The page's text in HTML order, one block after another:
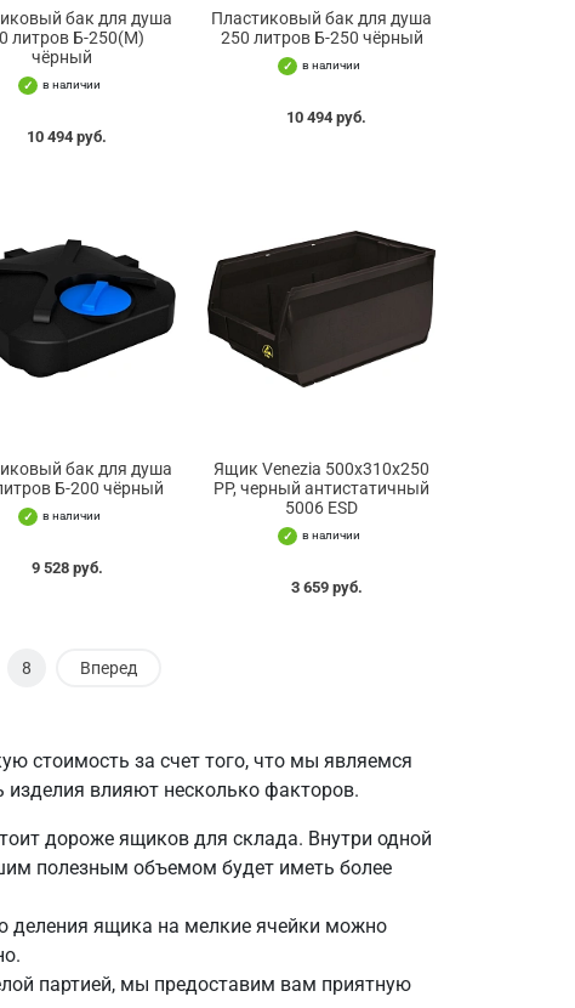
бак для душа
литров Б-250(М)
чёрный
в наличии
10 494 руб.
Пластиковый бак для душа
250 литров Б-250 чёрный
в наличии
10 494 руб.
бак для душа
Б-200 чёрный
в наличии
9 528 руб.
Ящик Venezia 500х310х250
PP, черный антистатичный
5006 ESD
в наличии
3 659 руб.
8 Вперед
стоимость за счет того, что мы являемся
влияют несколько факторов.
дороже ящиков для склада. Внутри одной
полезным объемом будет иметь более
деления ящика на мелкие ячейки можно
партией, мы предоставим вам приятную